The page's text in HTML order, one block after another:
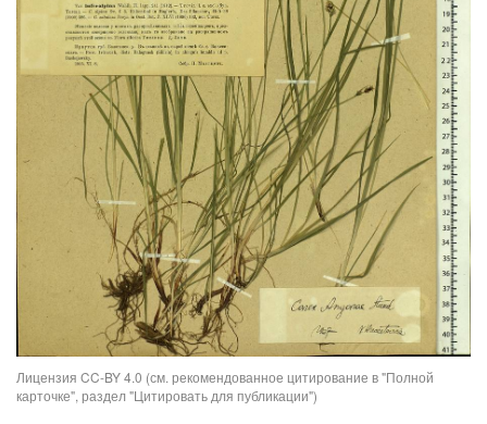
Лицензия CC-BY 4.0 (см. рекомендованное цитирование в "Полной
карточке", раздел "Цитировать для публикации")